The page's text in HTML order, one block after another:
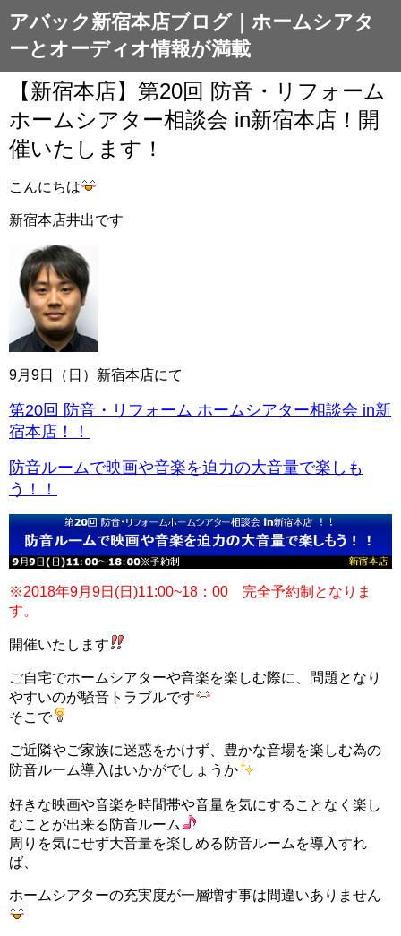
アバック新宿本店ブログ｜ホームシアタ
ーとオーディオ情報が満載
【新宿本店】第20回 防音・リフォーム
ホームシアター相談会 in新宿本店！開
催いたします！
こんにちは
新宿本店井出です
9月9日（日）新宿本店にて
第20回 防音・リフォーム ホームシアター相談会 in新
宿本店！！
防音ルームで映画や音楽を迫力の大音量で楽しも
う！！
※2018年9月9日(日)11:00~18：00 完全予約制となりま
す。
開催いたします
ご自宅でホームシアターや音楽を楽しむ際に、問題となり
やすいのが騒音トラブルです
そこで
ご近隣やご家族に迷惑をかけず、豊かな音場を楽しむ為の
防音ルーム導入はいかがでしょうか
好きな映画や音楽を時間帯や音量を気にすることなく楽し
むことが出来る防音ルーム
周りを気にせず大音量を楽しめる防音ルームを導入すれ
ば、
ホームシアターの充実度が一層増す事は間違いありません